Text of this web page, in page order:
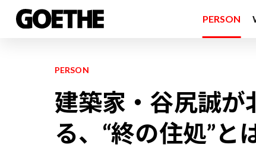
PERSON
PERSON
建築家・谷尻誠が
る、“終の住処”と